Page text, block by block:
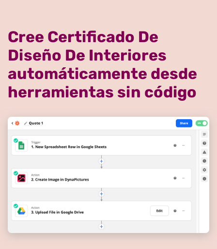
Cree Certificado De
Diseño De Interiores
automáticamente desde
herramientas sin código